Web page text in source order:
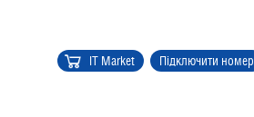
IT Market Підключити номер